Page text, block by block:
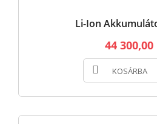
Li-Ion
44 300,00
KOSÁRBA